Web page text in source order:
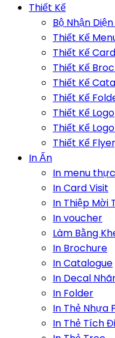
Thiết Kế
Bộ Nhận
Thiết Kế
Thiết Kế
Thiết Kế
Thiết Kế
Thiết Kế
Thiết Kế Logo
Thiết Kế
Thiết Kế
In Ấn
In menu
In Card Visit
In Thiệp Mời
In voucher
Làm Bằng
In Brochure
In Catalogue
In Decal
In Folder
In Thẻ Nhựa
In Thẻ Tích